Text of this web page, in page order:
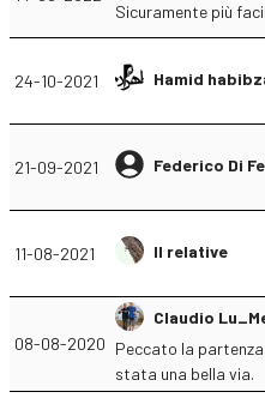
Sicuramente più
24-10-2021 Hamid
21-09-2021 Federico Di
11-08-2021 Il relative
08-08-2020
Claudio
Peccato la
stata una bella via.